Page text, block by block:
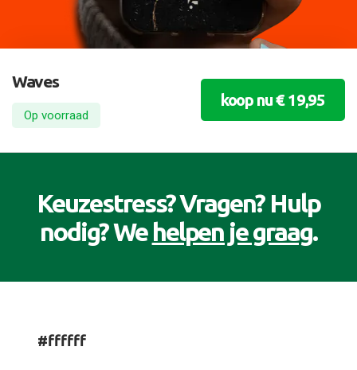
Waves
Op voorraad
koop nu € 19,95
Keuzestress? Vragen? Hulp
nodig? Wehelpen je graag.
#ffffff